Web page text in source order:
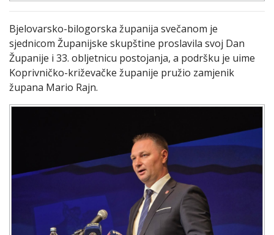
Bjelovarsko-bilogorska županija svečanom je
sjednicom Županijske skupštine proslavila svoj Dan
Županije i 33. obljetnicu postojanja, a podršku je uime
Koprivničko-križevačke županije pružio zamjenik
župana Mario Rajn.